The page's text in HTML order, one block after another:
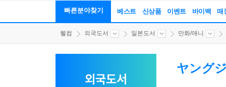
빠른분야찾기 베스트 신상품 이벤트 바이백 매
웰컴 외국도서 일본도서 만화/애니
외국도서
ヤング